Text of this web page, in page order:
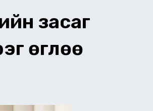
засаг
өглөө